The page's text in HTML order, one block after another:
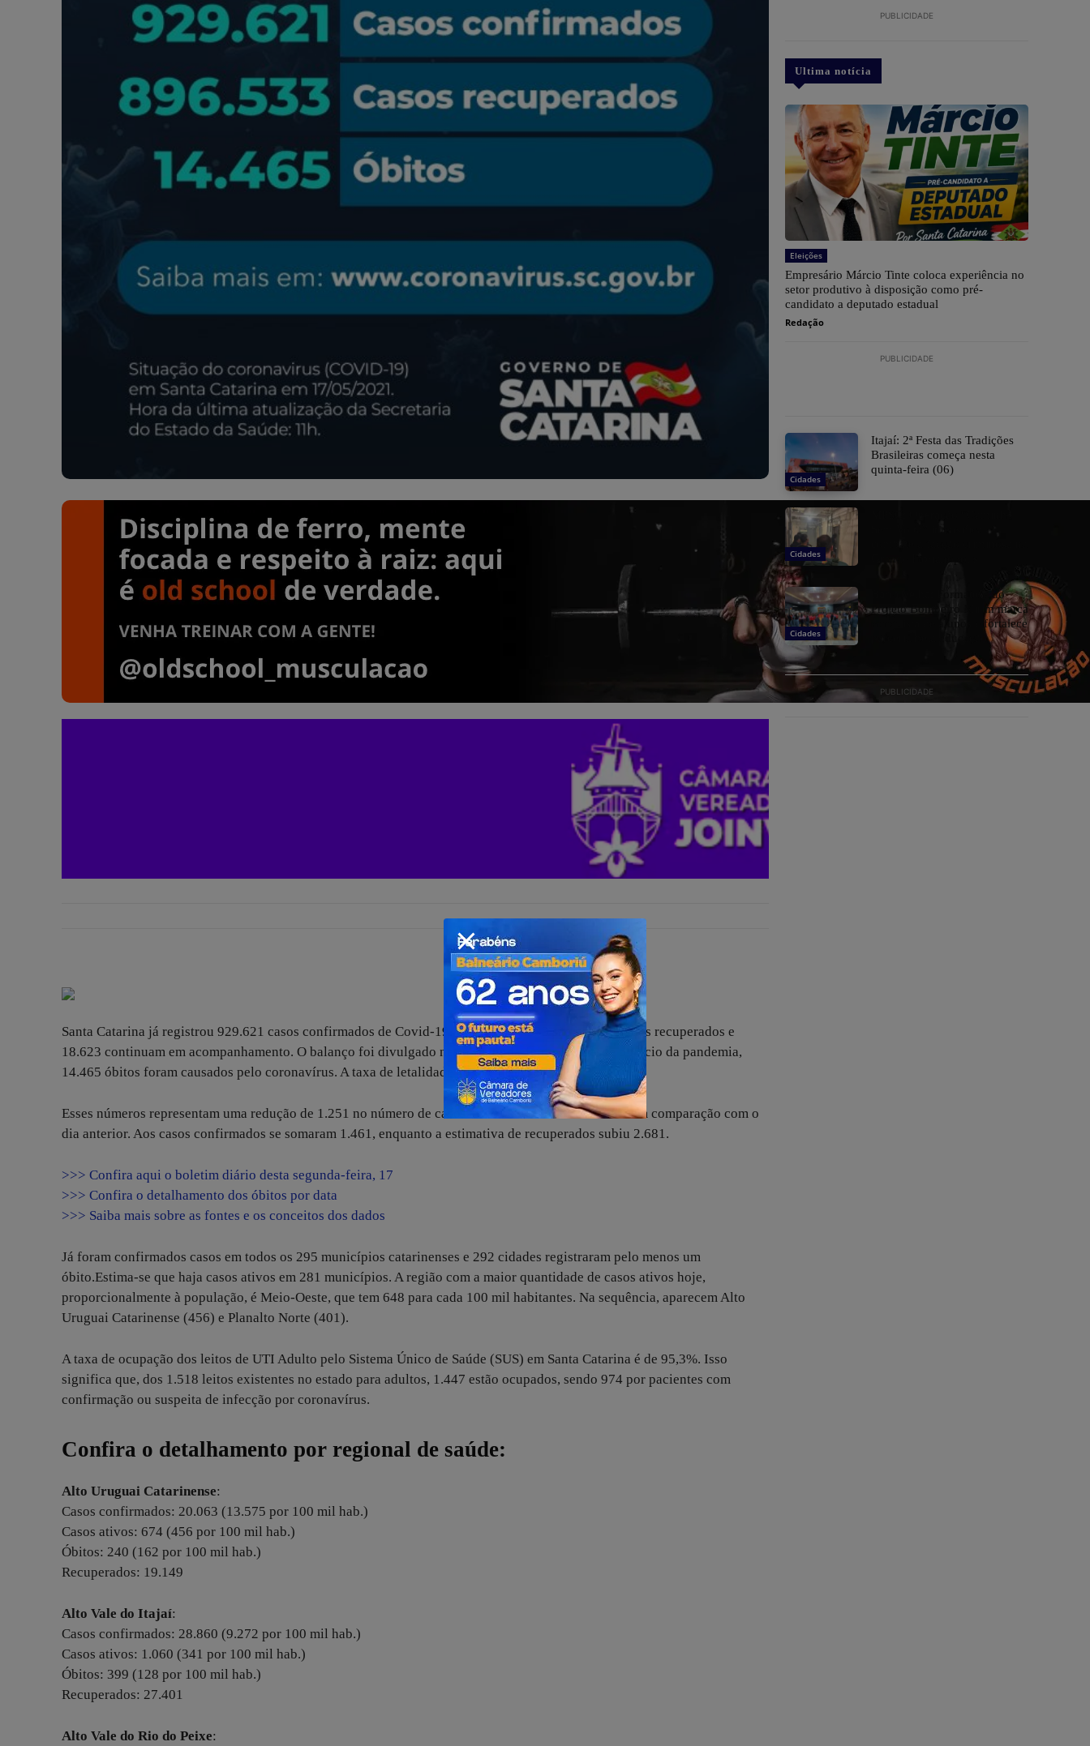
Santa Catarina já registrou 929.621 casos confirmados de Covid-19. Desses, 896.533 são considerados recuperados e
18.623 continuam em acompanhamento. O balanço foi divulgado nesta segunda-feira, 17. Desde o início da pandemia,
14.465 óbitos foram causados pelo coronavírus. A taxa de letalidade atual é de 1,56%.
Esses números representam uma redução de 1.251 no número de casos ativos e há 31 óbitos a mais em comparação com o
dia anterior. Aos casos confirmados se somaram 1.461, enquanto a estimativa de recuperados subiu 2.681.
>>> Confira aqui o boletim diário desta segunda-feira, 17
>>> Confira o detalhamento dos óbitos por data
>>> Saiba mais sobre as fontes e os conceitos dos dados
Já foram confirmados casos em todos os 295 municípios catarinenses e 292 cidades registraram pelo menos um
óbito.Estima-se que haja casos ativos em 281 municípios. A região com a maior quantidade de casos ativos hoje,
proporcionalmente à população, é Meio-Oeste, que tem 648 para cada 100 mil habitantes. Na sequência, aparecem Alto
Uruguai Catarinense (456) e Planalto Norte (401).
A taxa de ocupação dos leitos de UTI Adulto pelo Sistema Único de Saúde (SUS) em Santa Catarina é de 95,3%. Isso
significa que, dos 1.518 leitos existentes no estado para adultos, 1.447 estão ocupados, sendo 974 por pacientes com
confirmação ou suspeita de infecção por coronavírus.
Confira o detalhamento por regional de saúde:
Alto Uruguai Catarinense:
Casos confirmados: 20.063 (13.575 por 100 mil hab.)
Casos ativos: 674 (456 por 100 mil hab.)
Óbitos: 240 (162 por 100 mil hab.)
Recuperados: 19.149
Alto Vale do Itajaí:
Casos confirmados: 28.860 (9.272 por 100 mil hab.)
Casos ativos: 1.060 (341 por 100 mil hab.)
Óbitos: 399 (128 por 100 mil hab.)
Recuperados: 27.401
Alto Vale do Rio do Peixe:
PUBLICIDADE
Ultima notícia
Eleições
Empresário Márcio Tinte coloca experiência no
setor produtivo à disposição como pré-
candidato a deputado estadual
Redação
PUBLICIDADE
Cidades
​Itajaí: 2ª Festa das Tradições
Brasileiras começa nesta
quinta-feira (06)
Cidades
Cidades
Barra Velha: Formatura do
Projeto Bombeiro Mirim marca
conquista de alunos e fortalece
parceria pela educação
PUBLICIDADE